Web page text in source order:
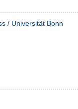
/ Universität Bonn